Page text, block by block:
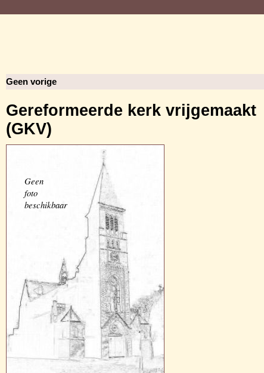
Geen vorige
Gereformeerde kerk vrijgemaakt
(GKV)
Geen
foto
beschikbaar